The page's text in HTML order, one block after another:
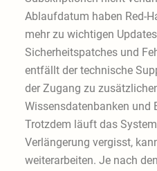
Ablaufdatum haben Red-
mehr zu wichtigen
Sicherheitspatches und
entfällt der technische
der Zugang zu
Wissensdatenbanken und
Trotzdem läuft das
Verlängerung vergisst,
weiterarbeiten. Je nach